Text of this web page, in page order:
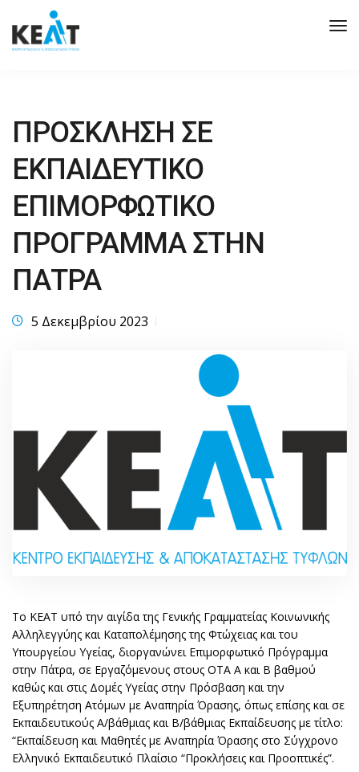
ΠΡΟΣΚΛΗΣΗ ΣΕ
ΕΚΠΑΙΔΕΥΤΙΚΟ
ΕΠΙΜΟΡΦΩΤΙΚΟ
ΠΡΟΓΡΑΜΜΑ ΣΤΗΝ
ΠΑΤΡΑ
5 Δεκεμβρίου 2023
Το ΚΕΑΤ υπό την αιγίδα της Γενικής Γραμματείας Κοινωνικής
Αλληλεγγύης και Καταπολέμησης της Φτώχειας και του
Υπουργείου Υγείας, διοργανώνει Επιμορφωτικό Πρόγραμμα
στην Πάτρα, σε Εργαζόμενους στους ΟΤΑ Α και Β βαθμού
καθώς και στις Δομές Υγείας στην Πρόσβαση και την
Εξυπηρέτηση Ατόμων με Αναπηρία Όρασης, όπως επίσης και σε
Εκπαιδευτικούς Α/βάθμιας και Β/βάθμιας Εκπαίδευσης με τίτλο:
“Εκπαίδευση και Μαθητές με Αναπηρία Όρασης στο Σύγχρονο
Ελληνικό Εκπαιδευτικό Πλαίσιο “Προκλήσεις και Προοπτικές”.